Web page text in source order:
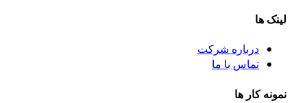
درباره شرکت
تماس با ما
کار ها